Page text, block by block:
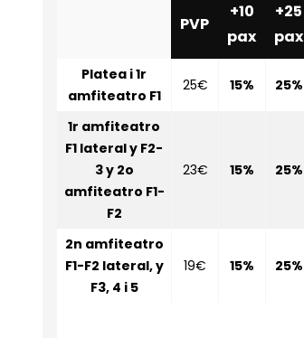
PVP
+10
pax
+25
pax
Platea i 1r
amfiteatro F1
25€ 15% 25%
1r amfiteatro
F1 lateral y F2-
3 y 2o
amfiteatro F1-
F2
23€ 15% 25%
2n amfiteatro
F1-F2 lateral, y
F3, 4 i 5
19€ 15% 25%